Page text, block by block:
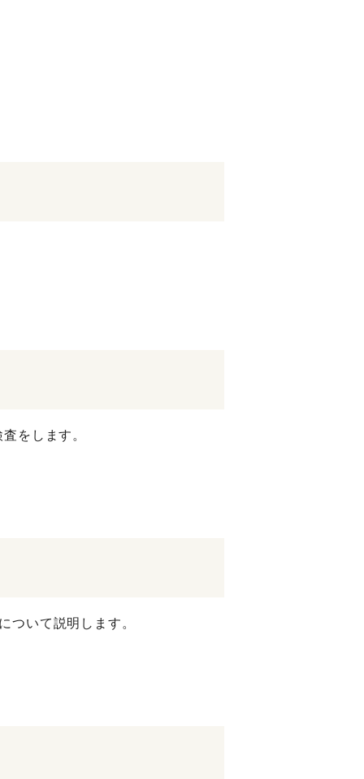
をします。
ついて説明します。